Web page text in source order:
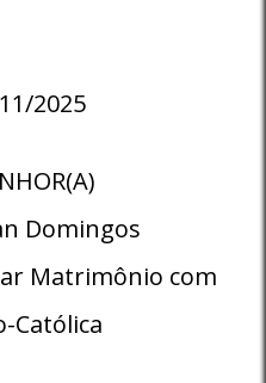
2025
Domingos
Matrimônio com
Católica